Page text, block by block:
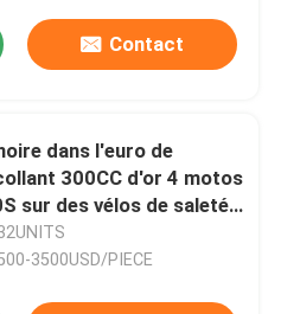
Contact
dans l'euro de
300CC d'or 4 motos
sur des vélos de saleté
3500USD/PIECE